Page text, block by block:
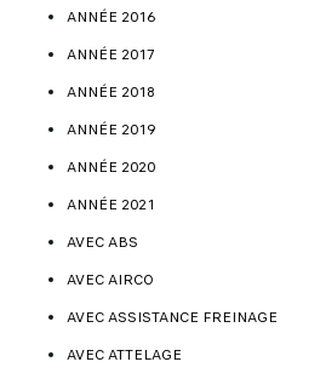
ANNÉE 2016
ANNÉE 2017
ANNÉE 2018
ANNÉE 2019
ANNÉE 2020
ANNÉE 2021
AVEC ABS
AVEC AIRCO
AVEC ASSISTANCE FREINAGE
AVEC ATTELAGE